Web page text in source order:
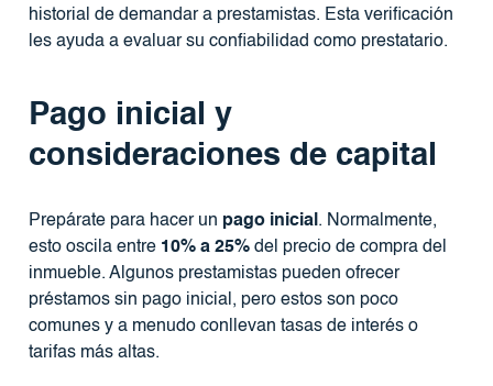
historial de demandar a prestamistas. Esta verificación
les ayuda a evaluar su confiabilidad como prestatario.
Pago inicial y
consideraciones de capital
Prepárate para hacer un pago inicial. Normalmente,
esto oscila entre 10% a 25%del precio de compra del
inmueble. Algunos prestamistas pueden ofrecer
préstamos sin pago inicial, pero estos son poco
comunes y a menudo conllevan tasas de interés o
tarifas más altas.